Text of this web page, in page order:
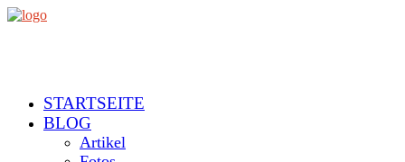
STARTSEITE
BLOG
Artikel